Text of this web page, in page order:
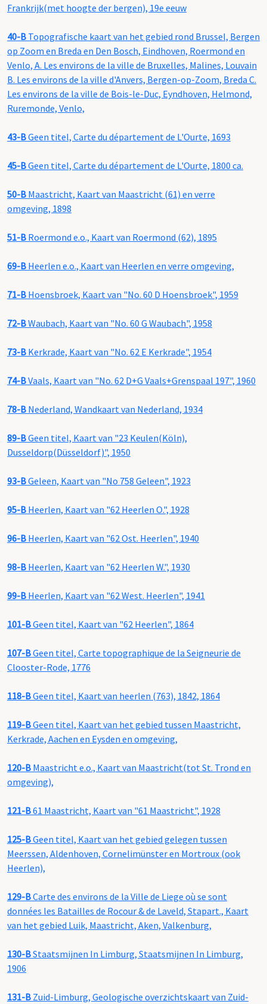
Frankrijk(met hoogte der bergen), 19e eeuw
40-B Topografische kaart van het gebied rond Brussel, Bergen
op Zoom en Breda en Den Bosch, Eindhoven, Roermond en
Venlo, A. Les environs de la ville de Bruxelles, Malines, Louvain
B. Les environs de la ville d'Anvers, Bergen-op-Zoom, Breda C.
Les environs de la ville de Bois-le-Duc, Eyndhoven, Helmond,
Ruremonde, Venlo,
43-BGeen titel, Carte du département de L'Ourte, 1693
45-BGeen titel, Carte du département de L'Ourte, 1800 ca.
50-B Maastricht, Kaart van Maastricht (61) en verre
omgeving, 1898
51-B Roermond e.o., Kaart van Roermond (62), 1895
69-B Heerlen e.o., Kaart van Heerlen en verre omgeving,
71-B Hoensbroek, Kaart van "No. 60 D Hoensbroek", 1959
72-BWaubach, Kaart van "No. 60 G Waubach", 1958
73-B Kerkrade, Kaart van "No. 62 E Kerkrade", 1954
74-BVaals, Kaart van "No. 62 D+G Vaals+Grenspaal 197", 1960
78-B Nederland, Wandkaart van Nederland, 1934
89-BGeen titel, Kaart van "23 Keulen(Köln),
Dusseldorp(Düsseldorf)", 1950
93-BGeleen, Kaart van "No 758 Geleen", 1923
95-B Heerlen, Kaart van "62 Heerlen O.", 1928
96-B Heerlen, Kaart van "62 Ost. Heerlen", 1940
98-B Heerlen, Kaart van "62 Heerlen W.", 1930
99-B Heerlen, Kaart van "62 West. Heerlen", 1941
101-BGeen titel, Kaart van "62 Heerlen", 1864
107-BGeen titel, Carte topographique de la Seigneurie de
Clooster-Rode, 1776
118-BGeen titel, Kaart van heerlen (763), 1842, 1864
119-BGeen titel, Kaart van het gebied tussen Maastricht,
Kerkrade, Aachen en Eysden en omgeving,
120-B Maastricht e.o., Kaart van Maastricht(tot St. Trond en
omgeving),
121-B61 Maastricht, Kaart van "61 Maastricht", 1928
125-BGeen titel, Kaart van het gebied gelegen tussen
Meerssen, Aldenhoven, Cornelimünster en Mortroux (ook
Heerlen),
129-BCarte des environs de la Ville de Liege où se sont
données les Batailles de Rocour & de Laveld, Stapart., Kaart
van het gebied Luik, Maastricht, Aken, Valkenburg,
130-BStaatsmijnen In Limburg, Staatsmijnen In Limburg,
1906
131-B Zuid-Limburg, Geologische overzichtskaart van Zuid-